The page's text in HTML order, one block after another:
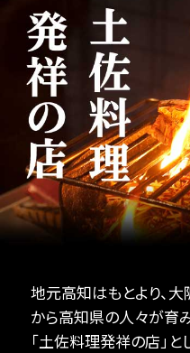
地元高知はもとより、
から高知県の人々が育
「土佐料理発祥の店」と